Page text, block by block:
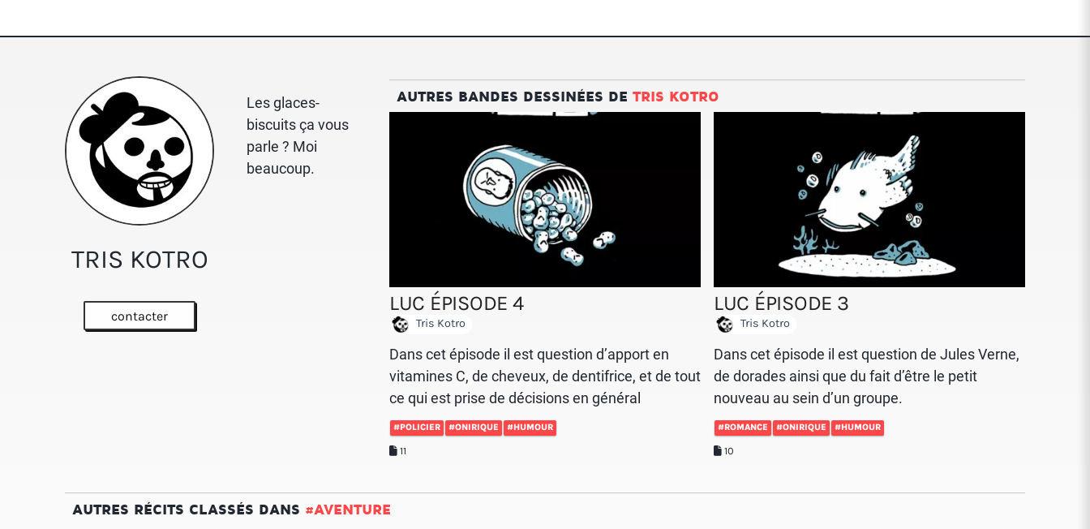
TRIS KOTRO
contacter
Les glaces-
biscuits ça vous
parle ? Moi
beaucoup.
AUTRES BANDES DESSINÉES DE TRIS KOTRO
LUC ÉPISODE 4
Tris Kotro
Dans cet épisode il est question d’apport en
vitamines C, de cheveux, de dentifrice, et de tout
ce qui est prise de décisions en général
#POLICIER #ONIRIQUE #HUMOUR
11
LUC ÉPISODE 3
Tris Kotro
Dans cet épisode il est question de Jules Verne,
de dorades ainsi que du fait d’être le petit
nouveau au sein d’un groupe.
#ROMANCE #ONIRIQUE #HUMOUR
10
AUTRES RÉCITS CLASSÉS DANS #AVENTURE